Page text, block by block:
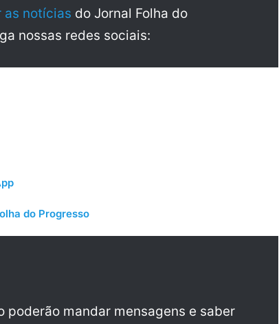
as notícias do Jornal Folha do
nossas redes sociais:
do Progresso
mandar mensagens e saber